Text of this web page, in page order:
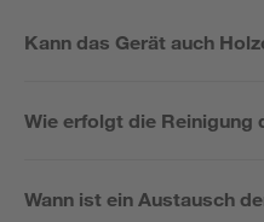
Kann das Gerät auch
Wie erfolgt die Reinigung
Wann ist ein Austausch